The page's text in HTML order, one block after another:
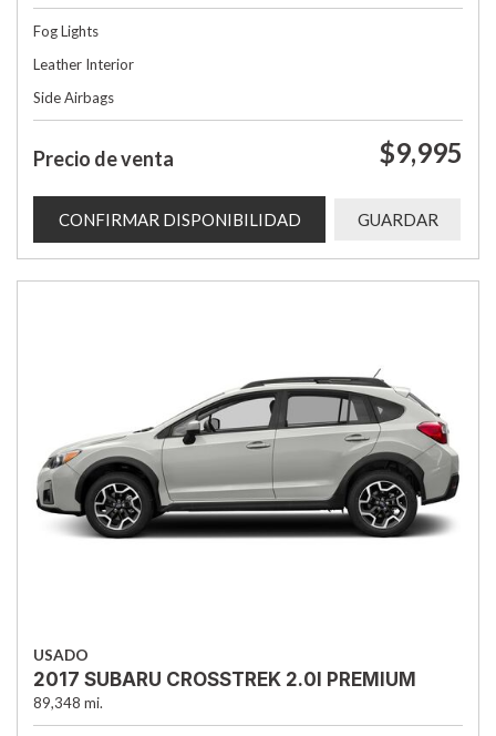
Fog Lights
Leather Interior
Side Airbags
Precio de venta $9,995
CONFIRMAR DISPONIBILIDAD GUARDAR
USADO
2017 SUBARU CROSSTREK 2.0I PREMIUM
89,348 mi.